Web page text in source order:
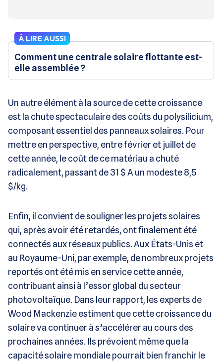
À LIRE AUSSI
Comment une centrale solaire flottante est-
elle assemblée ?
Un autre élément à la source de cette croissance
est la chute spectaculaire des coûts du polysilicium,
composant essentiel des panneaux solaires. Pour
mettre en perspective, entre février et juillet de
cette année, le coût de ce matériau a chuté
radicalement, passant de 31 $ A un modeste 8,5
$/kg.
Enfin, il convient de souligner les projets solaires
qui, après avoir été retardés, ont finalement été
connectés aux réseaux publics. Aux États-Unis et
au Royaume-Uni, par exemple, de nombreux projets
reportés ont été mis en service cette année,
contribuant ainsi à l’essor global du secteur
photovoltaïque. Dans leur rapport, les experts de
Wood Mackenzie estiment que cette croissance du
solaire va continuer à s’accélérer au cours des
prochaines années. Ils prévoient même que la
capacité solaire mondiale pourrait bien franchir le